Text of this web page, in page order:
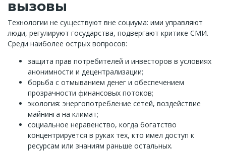
вызовы
Технологии не существуют вне социума: ими управляют
люди, регулируют государства, подвергают критике СМИ.
Среди наиболее острых вопросов:
защита прав потребителей и инвесторов в условиях
анонимности и децентрализации;
борьба с отмыванием денег и обеспечением
прозрачности финансовых потоков;
экология: энергопотребление сетей, воздействие
майнинга на климат;
социальное неравенство, когда богатство
концентрируется в руках тех, кто имел доступ к
ресурсам или знаниям раньше остальных.